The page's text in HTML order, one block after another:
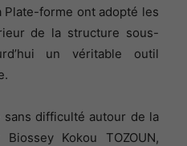
forme ont adopté les
de la structure sous-
un véritable outil
sans difficulté autour de la
Kokou TOZOUN,